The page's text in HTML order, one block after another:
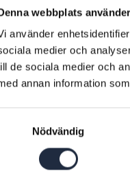
webbplats
använder
medier och
de sociala medier och
annan information
Nödvändig
Art nr. 106020
6 462,00